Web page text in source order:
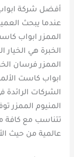
أفضل شركة
عندما يبحث
الممزر ابواب
الخبرة هي الخيار
الممزر فرسان
ابواب كاست
الشركات
المنيوم الممزر
تتناسب مع كافة
عالمية من حيث